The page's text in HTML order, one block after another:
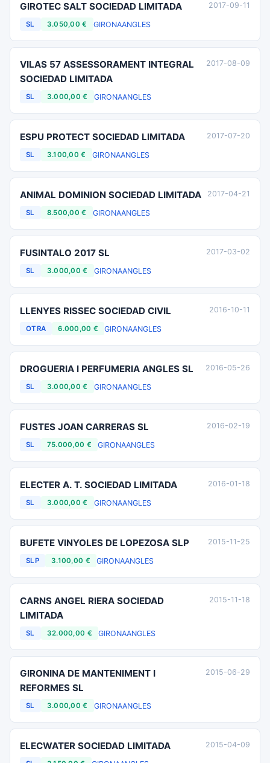
GIROTEC SALT SOCIEDAD LIMITADA
SL 3.050,00 € GIRONAANGLES
2017-09-11
VILAS 57 ASSESSORAMENT INTEGRAL
SOCIEDAD LIMITADA
SL 3.000,00 € GIRONAANGLES
2017-08-09
ESPU PROTECT SOCIEDAD LIMITADA
SL 3.100,00 € GIRONAANGLES
2017-07-20
ANIMAL DOMINION SOCIEDAD LIMITADA
SL 8.500,00 € GIRONAANGLES
2017-04-21
FUSINTALO 2017 SL
SL 3.000,00 € GIRONAANGLES
2017-03-02
LLENYES RISSEC SOCIEDAD CIVIL
OTRA 6.000,00 € GIRONAANGLES
2016-10-11
DROGUERIA I PERFUMERIA ANGLES SL
SL 3.000,00 € GIRONAANGLES
2016-05-26
FUSTES JOAN CARRERAS SL
SL 75.000,00 € GIRONAANGLES
2016-02-19
ELECTER A. T. SOCIEDAD LIMITADA
SL 3.000,00 € GIRONAANGLES
2016-01-18
BUFETE VINYOLES DE LOPEZOSA SLP
SLP 3.100,00 € GIRONAANGLES
2015-11-25
CARNS ANGEL RIERA SOCIEDAD
LIMITADA
SL 32.000,00 € GIRONAANGLES
2015-11-18
GIRONINA DE MANTENIMENT I
REFORMES SL
SL 3.000,00 € GIRONAANGLES
2015-06-29
ELECWATER SOCIEDAD LIMITADA 2015-04-09